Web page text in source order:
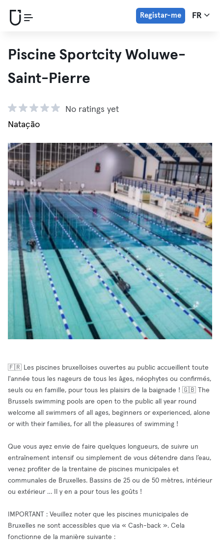
Registar-me FR
Piscine Sportcity Woluwe-
Saint-Pierre
No ratings yet
Natação
🇫🇷 Les piscines bruxelloises ouvertes au public accueillent toute
l'année tous les nageurs de tous les âges, néophytes ou confirmés,
seuls ou en famille, pour tous les plaisirs de la baignade ! 🇬🇧 The
Brussels swimming pools are open to the public all year round
welcome all swimmers of all ages, beginners or experienced, alone
or with their families, for all the pleasures of swimming !
Que vous ayez envie de faire quelques longueurs, de suivre un
entraînement intensif ou simplement de vous détendre dans l’eau,
venez profiter de la trentaine de piscines municipales et
communales de Bruxelles. Bassins de 25 ou de 50 mètres, intérieur
ou extérieur … Il y en a pour tous les goûts !
IMPORTANT : Veuillez noter que les piscines municipales de
Bruxelles ne sont accessibles que via « Cash-back ». Cela
fonctionne de la manière suivante :